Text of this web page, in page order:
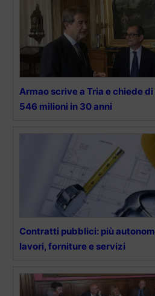
Armao scrive a Tria e chiede
546 milioni in 30 anni
Contratti pubblici: più
lavori, forniture e servizi